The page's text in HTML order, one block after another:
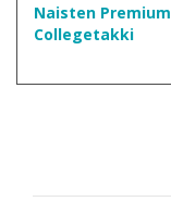
Naisten Premium
Collegetakki